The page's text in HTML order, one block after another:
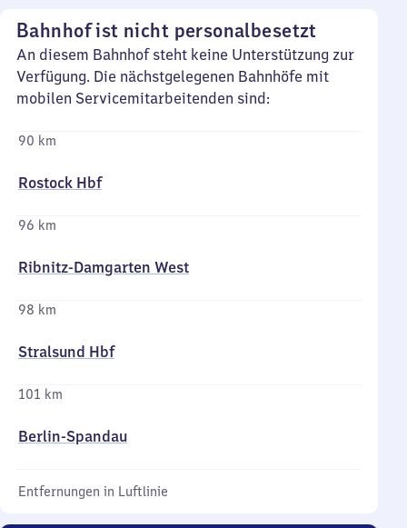
Bahnhof ist nicht personalbesetzt
An diesem Bahnhof steht keine Unterstützung zur
Verfügung. Die nächstgelegenen Bahnhöfe mit
mobilen Servicemitarbeitenden sind:
90 km
Rostock Hbf
96 km
Ribnitz-Damgarten West
98 km
Stralsund Hbf
101 km
Berlin-Spandau
Entfernungen in Luftlinie